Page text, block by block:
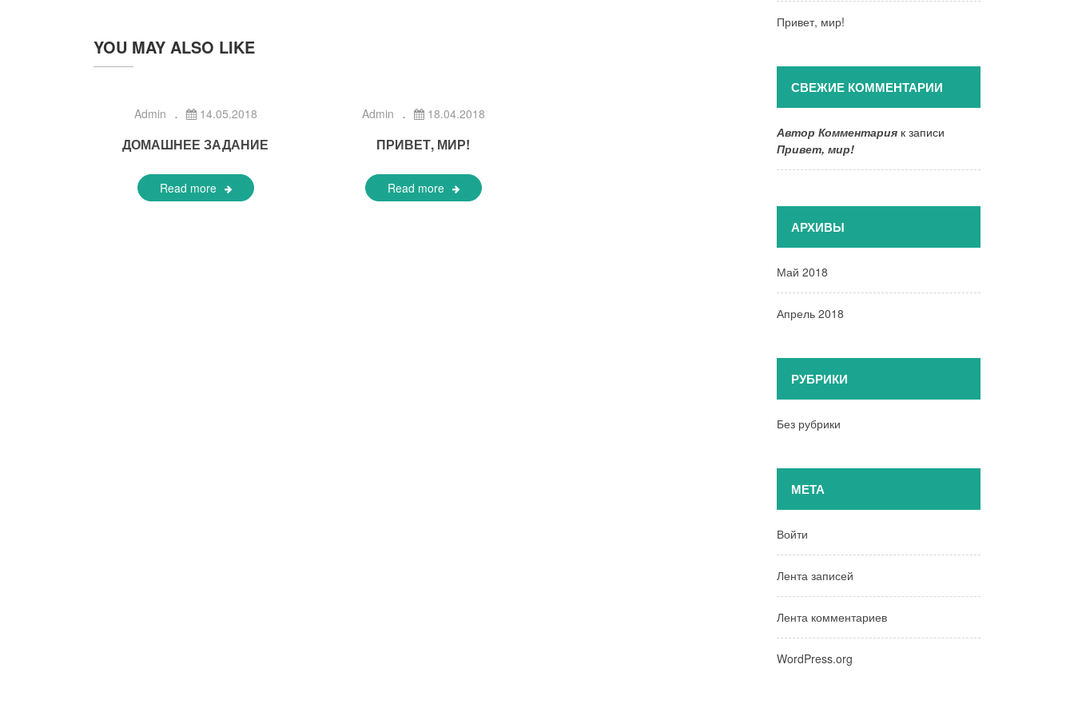
YOU MAY ALSO LIKE
Admin 14.05.2018
ДОМАШНЕЕ ЗАДАНИЕ
Read more
Admin 18.04.2018
ПРИВЕТ, МИР!
Read more
Привет, мир!
СВЕЖИЕ КОММЕНТАРИИ
Автор Комментария к записи
Привет, мир!
АРХИВЫ
Май 2018
Апрель 2018
РУБРИКИ
Без рубрики
МЕТА
Войти
Лента записей
Лента комментариев
WordPress.org